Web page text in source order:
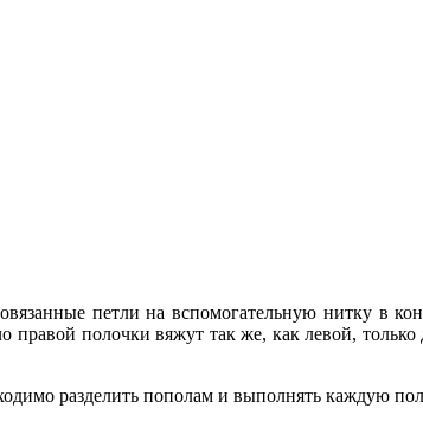
петли на вспомогательную нитку в
полочки вяжут так же, как левой,
разделить пополам и выполнять каждую